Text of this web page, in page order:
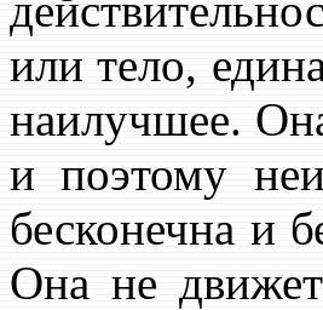
или тело,
наилучшее.
и поэтому
бесконечна и
Она не